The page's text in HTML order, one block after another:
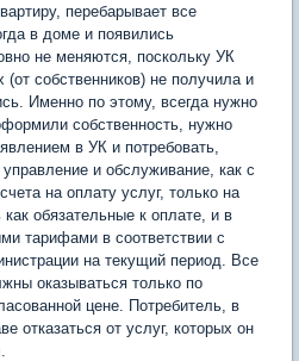
перебарывает все
в доме и появились
не меняются, поскольку УК
собственников) не получила и
Именно по этому, всегда нужно
собственность, нужно
в УК и потребовать,
и обслуживание, как с
на оплату услуг, только на
обязательные к оплате, и в
тарифами в соответствии с
на текущий период. Все
оказываться только по
цене. Потребитель, в
отказаться от услуг, которых он